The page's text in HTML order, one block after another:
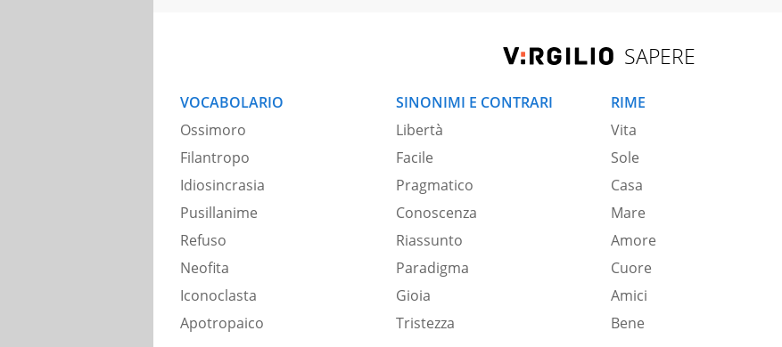
SAPERE
VOCABOLARIO
Ossimoro
Filantropo
Idiosincrasia
Pusillanime
Refuso
Neofita
Iconoclasta
Apotropaico
SINONIMI E CONTRARI
Libertà
Facile
Pragmatico
Conoscenza
Riassunto
Paradigma
Gioia
Tristezza
RIME
Vita
Sole
Casa
Mare
Amore
Cuore
Amici
Bene